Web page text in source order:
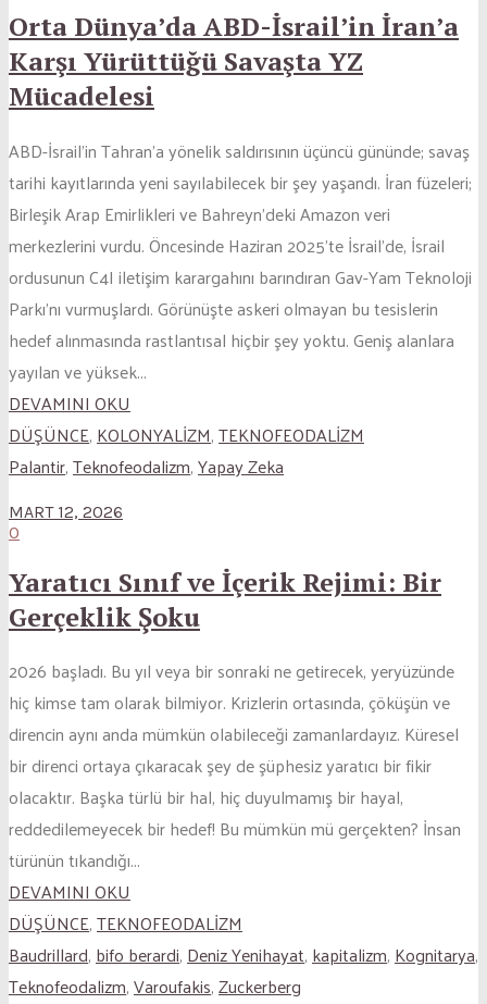
Orta Dünya’da ABD-İsrail’in İran’a
Karşı Yürüttüğü Savaşta YZ
Mücadelesi
ABD-İsrail’in Tahran’a yönelik saldırısının üçüncü gününde; savaş
tarihi kayıtlarında yeni sayılabilecek bir şey yaşandı. İran füzeleri;
Birleşik Arap Emirlikleri ve Bahreyn’deki Amazon veri
merkezlerini vurdu. Öncesinde Haziran 2025’te İsrail’de, İsrail
ordusunun C4I iletişim karargahını barındıran Gav-Yam Teknoloji
Parkı’nı vurmuşlardı. Görünüşte askeri olmayan bu tesislerin
hedef alınmasında rastlantısal hiçbir şey yoktu. Geniş alanlara
yayılan ve yüksek...
DEVAMINI OKU
DÜŞÜNCE, KOLONYALİZM,TEKNOFEODALİZM
Palantir,Teknofeodalizm,Yapay Zeka
MART 12, 2026
0
Yaratıcı Sınıf ve İçerik Rejimi: Bir
Gerçeklik Şoku
2026 başladı. Bu yıl veya bir sonraki ne getirecek, yeryüzünde
hiç kimse tam olarak bilmiyor. Krizlerin ortasında, çöküşün ve
direncin aynı anda mümkün olabileceği zamanlardayız. Küresel
bir direnci ortaya çıkaracak şey de şüphesiz yaratıcı bir fikir
olacaktır. Başka türlü bir hal, hiç duyulmamış bir hayal,
reddedilemeyecek bir hedef! Bu mümkün mü gerçekten? İnsan
türünün tıkandığı...
DEVAMINI OKU
DÜŞÜNCE,TEKNOFEODALİZM
Baudrillard,bifo berardi,Deniz Yenihayat,kapitalizm,Kognitarya,
Teknofeodalizm,Varoufakis,Zuckerberg